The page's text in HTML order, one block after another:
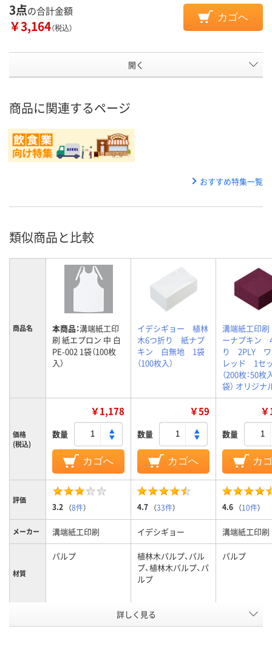
3点の合計金額
￥3,164（税込）
カゴへ
開く
商品に関連するページ
おすすめ特集一覧
類似商品と比較
商品名 本商品：溝端紙工印
刷 紙エプロン 中 白
PE-002 1袋（100枚
入）
イデシギョー 植林
木6つ折り 紙ナプ
キン 白無地 1袋
（100枚入）
溝端紙工印
ーナプキン
り 2PLY ワ
レッド 1セ
（200枚：50
袋） オリジナ
価格
(税込)
￥1,178
数量
カゴへ
￥59
数量
カゴへ
数量
カ
評価
3.2 （8件） 4.7 （33件） 4.6 （10件）
メーカー 溝端紙工印刷 イデシギョー 溝端紙工印刷
材質
パルプ
植林木パルプ、パル
プ、植林木パルプ、パ
ルプ
パルプ
25 35
詳しく見る